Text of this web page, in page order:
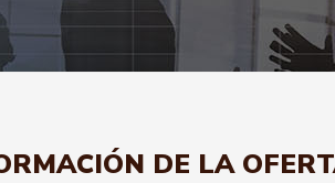
DE LA